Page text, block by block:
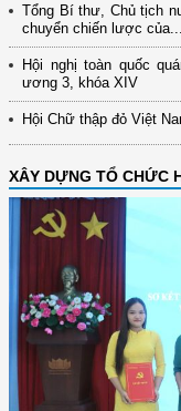
Tổng Bí thư, Chủ tịch
chuyển chiến lược của...
Hội nghị toàn quốc
ương 3, khóa XIV
Hội Chữ thập đỏ Việt
XÂY DỰNG TỔ CHỨC